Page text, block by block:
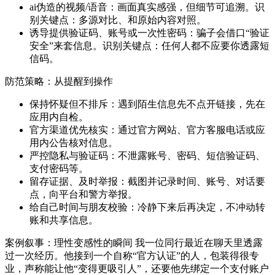
ai伪造的视频/语音：画面真实感强，但细节可追溯。识
别关键点：多源对比、和原始内容对照。
诱导提供验证码、账号或一次性密码：骗子会借口“验证
安全”来套信息。识别关键点：任何人都不应要你透露短
信码。
防范策略：从提醒到操作
保持怀疑但不排斥：遇到陌生信息先不点开链接，先在
应用内自检。
官方渠道优先核实：通过官方网站、官方客服电话或应
用内公告核对信息。
严控隐私与验证码：不泄露账号、密码、短信验证码、
支付密码等。
留存证据、及时举报：截图并记录时间、账号、对话要
点，向平台和警方举报。
给自己时间与朋友校验：冷静下来后再决定，不冲动转
账和共享信息。
案例叙事：理性变感性的瞬间 我一位同行最近在聊天里透露
过一次经历。他接到一个自称“官方认证”的人，包装得很专
业，声称能让他“变得更吸引人”，还要他先绑定一个支付账户